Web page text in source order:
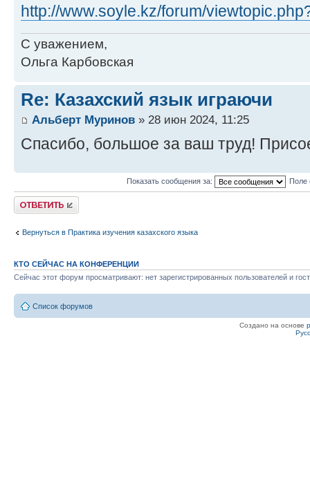
http://www.soyle.kz/forum/
С уважением,
Ольга Карбовская
Re: Казахский язык играючи
Альберт Муринов » 28 июн 2024, 11:25
Спасибо, большое за ваш труд!
Показать сообщения за: Поле
Ответить
Вернуться в Практика изучения казахского языка
КТО СЕЙЧАС НА КОНФЕРЕНЦИИ
Сейчас этот форум просматривают: нет зарегистрированных пользователей и
Список форумов
Создано на основе